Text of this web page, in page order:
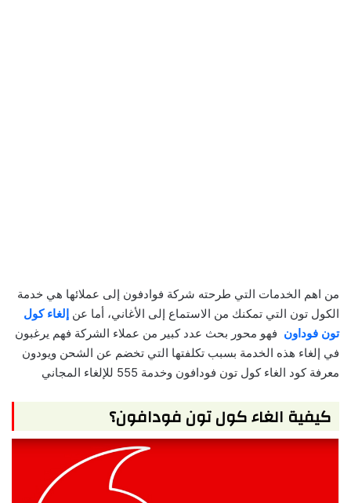
من اهم الخدمات التي طرحته شركة فوادفون إلى عملائها هي خدمة
الكول تون التي تمكنك من الاستماع إلى الأغاني، أما عن إلغاء كول
تون فوداون فهو محور بحث عدد كبير من عملاء الشركة فهم يرغبون
في إلغاء هذه الخدمة بسبب تكلفتها التي تخضم عن الشحن ويودون
معرفة كود الغاء كول تون فودافون وخدمة 555 للإلغاء المجاني
كيفية الغاء كول تون فودافون؟